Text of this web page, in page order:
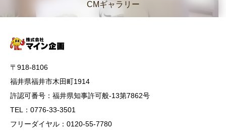
CMギャラリー
〒918-8106
福井県福井市木田町1914
許認可番号：福井県知事許可般-13第7862号
TEL：0776-33-3501
フリーダイヤル：0120-55-7780